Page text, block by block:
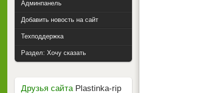
Админпанель
Добавить новость на сайт
Техподдержка
Раздел: Хочу сказать
Друзья сайтаPlastinka-rip